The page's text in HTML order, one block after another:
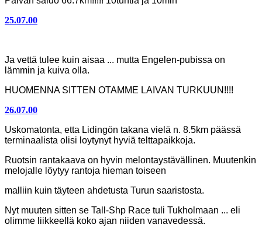
25.07.00
Ja vettä tulee kuin aisaa ... mutta Engelen-pubissa on
lämmin ja kuiva olla.
HUOMENNA SITTEN OTAMME LAIVAN TURKUUN!!!!
26.07.00
Uskomatonta, etta Lidingön takana vielä n. 8.5km päässä
terminaalista olisi loytynyt hyviä telttapaikkoja.
Ruotsin rantakaava on hyvin melontaystävällinen. Muutenkin
melojalle löytyy rantoja hieman toiseen
malliin kuin täyteen ahdetusta Turun saaristosta.
Nyt muuten sitten se Tall-Shp Race tuli Tukholmaan ... eli
olimme liikkeellä koko ajan niiden vanavedessä.